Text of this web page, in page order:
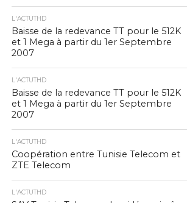
L'ACTUTHD
Baisse de la redevance TT pour le 512K
et 1 Mega à partir du 1er Septembre
2007
L'ACTUTHD
Baisse de la redevance TT pour le 512K
et 1 Mega à partir du 1er Septembre
2007
L'ACTUTHD
Coopération entre Tunisie Telecom et
ZTE Telecom
L'ACTUTHD